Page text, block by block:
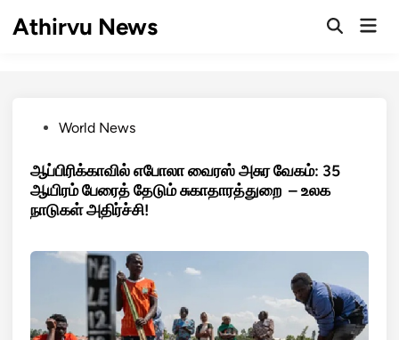
Athirvu News
OpenMain
PostedWorld News
ஆப்பிரிக்காவில் எபோலா வைரஸ் அசுர வேகம்: 35
ஆயிரம் பேரைத் தேடும் சுகாதாரத்துறை – உலக
நாடுகள் அதிர்ச்சி!